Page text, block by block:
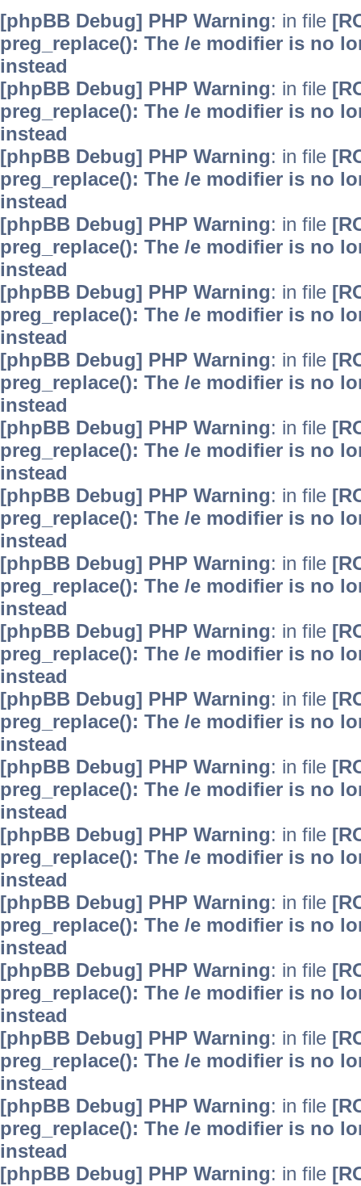
[phpBB Debug] PHP Warning: in file
preg_replace(): The /e modifier is no
instead
[phpBB Debug] PHP Warning: in file
preg_replace(): The /e modifier is no
instead
[phpBB Debug] PHP Warning: in file
preg_replace(): The /e modifier is no
instead
[phpBB Debug] PHP Warning: in file
preg_replace(): The /e modifier is no
instead
[phpBB Debug] PHP Warning: in file
preg_replace(): The /e modifier is no
instead
[phpBB Debug] PHP Warning: in file
preg_replace(): The /e modifier is no
instead
[phpBB Debug] PHP Warning: in file
preg_replace(): The /e modifier is no
instead
[phpBB Debug] PHP Warning: in file
preg_replace(): The /e modifier is no
instead
[phpBB Debug] PHP Warning: in file
preg_replace(): The /e modifier is no
instead
[phpBB Debug] PHP Warning: in file
preg_replace(): The /e modifier is no
instead
[phpBB Debug] PHP Warning: in file
preg_replace(): The /e modifier is no
instead
[phpBB Debug] PHP Warning: in file
preg_replace(): The /e modifier is no
instead
[phpBB Debug] PHP Warning: in file
preg_replace(): The /e modifier is no
instead
[phpBB Debug] PHP Warning: in file
preg_replace(): The /e modifier is no
instead
[phpBB Debug] PHP Warning: in file
preg_replace(): The /e modifier is no
instead
[phpBB Debug] PHP Warning: in file
preg_replace(): The /e modifier is no
instead
[phpBB Debug] PHP Warning: in file
preg_replace(): The /e modifier is no
instead
[phpBB Debug] PHP Warning: in file